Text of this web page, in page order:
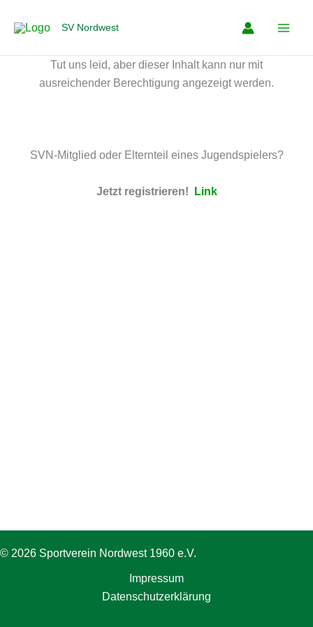
Inhalt
SV Nordwest
Tut uns leid, aber dieser Inhalt kann nur mit
ausreichender Berechtigung angezeigt werden.
SVN-Mitglied oder Elternteil eines Jugendspielers?
Jetzt registrieren! Link
© 2026 Sportverein Nordwest 1960 e.V.
Impressum
Datenschutzerklärung